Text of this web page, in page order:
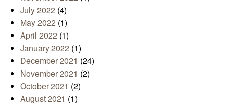
July 2022 (4)
May 2022 (1)
April 2022 (1)
January 2022 (1)
December 2021 (24)
November 2021 (2)
October 2021 (2)
August 2021 (1)